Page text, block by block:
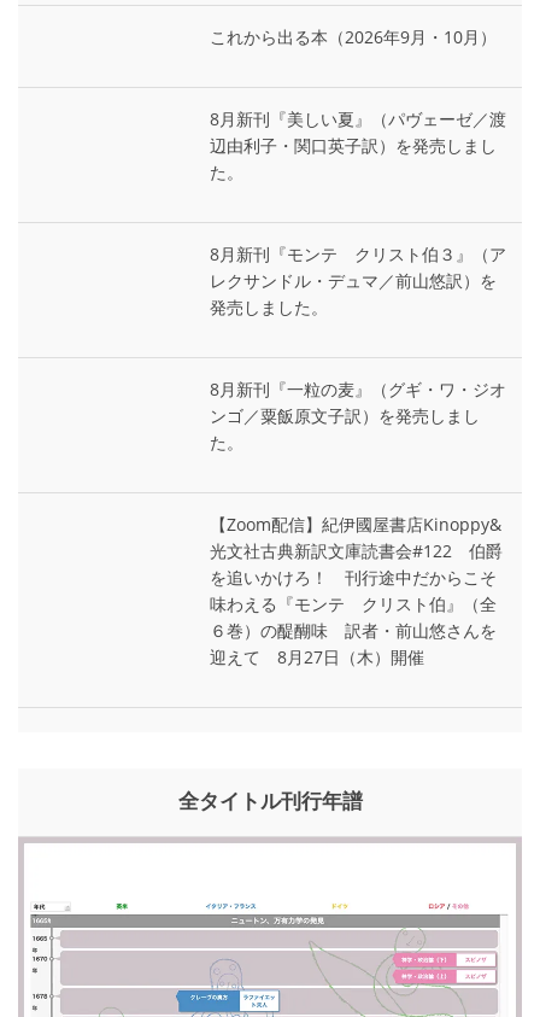
これから出る本（2026年9月・10月）
8月新刊『美しい夏』（パヴェーゼ／渡
辺由利子・関口英子訳）を発売しまし
た。
8月新刊『モンテ゠クリスト伯３』（ア
レクサンドル・デュマ／前山悠訳）を
発売しました。
8月新刊『一粒の麦』（グギ・ワ・ジオ
ンゴ／粟飯原文子訳）を発売しまし
た。
【Zoom配信】紀伊國屋書店Kinoppy&
光文社古典新訳文庫読書会#122 伯爵
を追いかけろ！ 刊行途中だからこそ
味わえる『モンテ゠クリスト伯』（全
６巻）の醍醐味 訳者・前山悠さんを
迎えて 8月27日（木）開催
全タイトル刊行年譜